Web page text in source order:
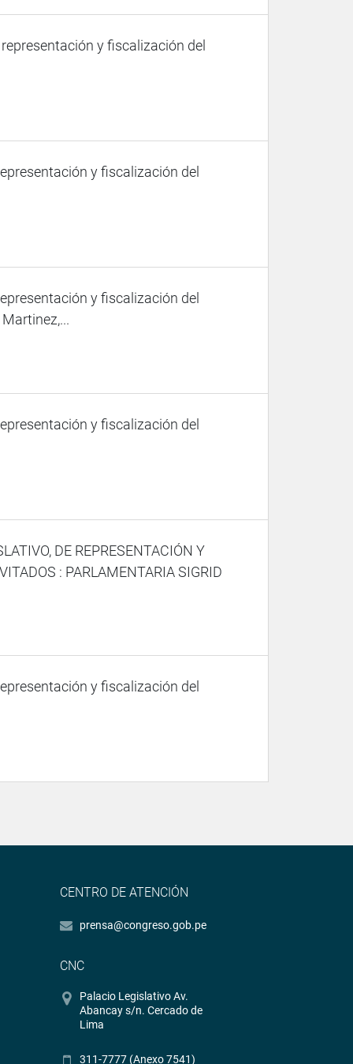
y fiscalización del
y fiscalización del
y fiscalización del
y fiscalización del
DE REPRESENTACIÓN Y
: PARLAMENTARIA SIGRID
y fiscalización del
CENTRO DE ATENCIÓN
prensa@congreso.gob.pe
CNC
Palacio Legislativo Av.
Abancay s/n. Cercado de
Lima
311-7777 (Anexo 7541)